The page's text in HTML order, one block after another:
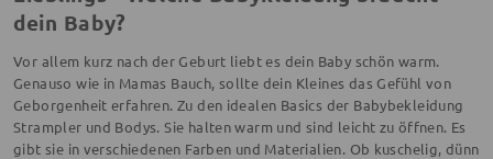
dein Baby?
Vor allem kurz nach der Geburt liebt es dein Baby schön warm.
Genauso wie in Mamas Bauch, sollte dein Kleines das Gefühl von
Geborgenheit erfahren. Zu den idealen Basics der Babybekleidung
Strampler und Bodys. Sie halten warm und sind leicht zu öffnen. Es
gibt sie in verschiedenen Farben und Materialien. Ob kuschelig, dünn